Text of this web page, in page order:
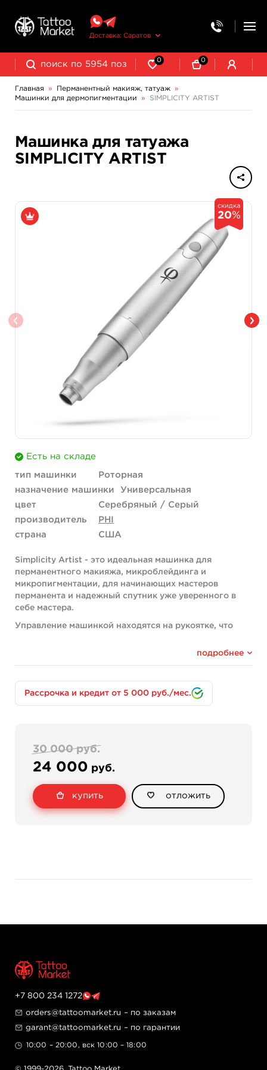
Доставка: Саратов
0 0
Главная » Перманентный макияж, татуаж
»
Машинки для дермопигментации
» SIMPLICITY ARTIST
Машинка для татуажа
SIMPLICITY ARTIST
Есть на складе
тип машинки
Роторная
назначение машинки
Универсальная
цвет
Серебряный / Серый
производитель
PHI
страна
США
Simplicity Artist - это идеальная машинка для
перманентного макияжа, микроблейдинга и
микропигментации, для начинающих мастеров
перманента и надежный спутник уже уверенного в
себе мастера.
Управление машинкой находятся на рукоятке, что
Ножная педаль для работы вам не понадобится.
Тип подключения:
Аппарат собран в Корее на базе немецкого мотора и
Simplicity Master - это современная, новая машинка,
более дорогих машин на рынке.
Оснащена мощным немецким двигателем и благодаря
корейскому перфекционизму является самой тихой
машиной на рынке с наименьшей вибрацией.
Комплектация:
- гарантийный талон
подробнее
Рассрочка и кредит от 5 000 руб./мес.
30 000 руб.
24 000 руб.
купить отложить
скидка
20%
+7 800 234 1272
orders@tattoomarket.ru – по заказам
garant@tattoomarket.ru – по гарантии
10:00 – 20:00, вск 10:00 – 18:00